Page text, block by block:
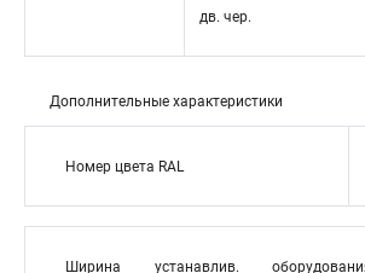
дв. чер.
Дополнительные характеристики
Номер цвета RAL
Ширина устанавлив.